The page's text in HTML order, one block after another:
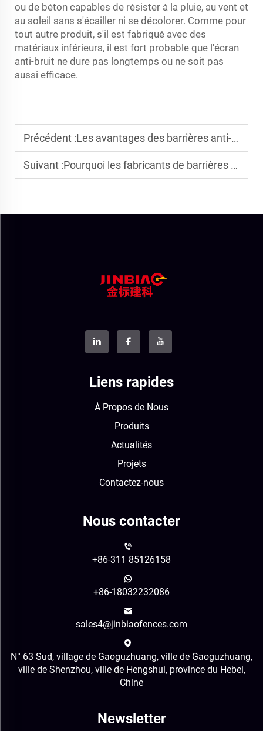
ou de béton capables de résister à la pluie, au vent et
au soleil sans s'écailler ni se décolorer. Comme pour
tout autre produit, s'il est fabriqué avec des
matériaux inférieurs, il est fort probable que l'écran
anti-bruit ne dure pas longtemps ou ne soit pas
aussi efficace.
Précédent :Les avantages des barrières anti-bruit en PMMA en milieu urbain
Suivant :Pourquoi les fabricants de barrières anti-bruit civiles remportent les marchés publics
Liens rapides
À Propos de Nous
Produits
Actualités
Projets
Contactez-nous
Nous contacter
+86-311 85126158
+86-18032232086
sales4@jinbiaofences.com
N° 63 Sud, village de Gaoguzhuang, ville de Gaoguzhuang,
ville de Shenzhou, ville de Hengshui, province du Hebei,
Chine
Newsletter